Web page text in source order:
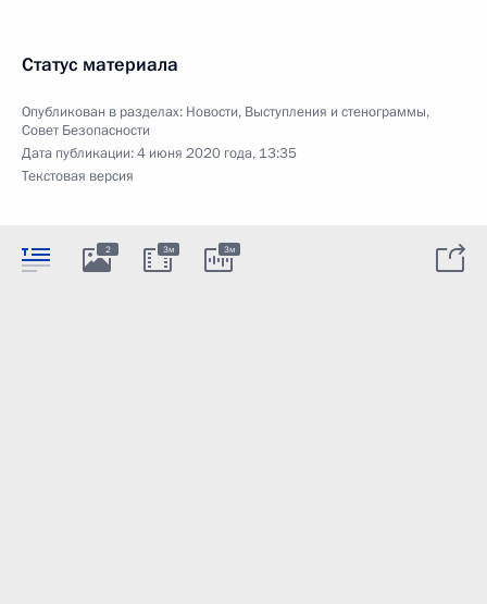
Статус материала
Опубликован в разделах: Новости, Выступления и стенограммы,
Совет Безопасности
Дата публикации:4 июня 2020 года, 13:35
Текстовая версия
2 3м 3м